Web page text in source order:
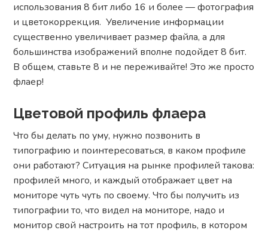
использования 8 бит либо 16 и более — фотография
и цветокоррекция. Увеличение информации
существенно увеличивает размер файла, а для
большинства изображений вполне подойдет 8 бит.
В общем, ставьте 8 и не переживайте! Это же просто
флаер!
Цветовой профиль флаера
Что бы делать по уму, нужно позвонить в
типографию и поинтересоваться, в каком профиле
они работают? Ситуация на рынке профилей такова:
профилей много, и каждый отображает цвет на
мониторе чуть чуть по своему. Что бы получить из
типографии то, что видел на мониторе, надо и
монитор свой настроить на тот профиль, в котором